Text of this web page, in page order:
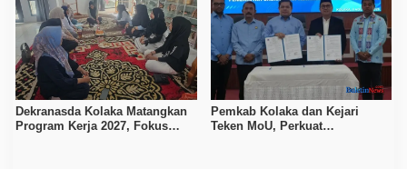
Dekranasda Kolaka Matangkan
Program Kerja 2027, Fokus
Pemkab Kolaka dan Kejari
Teken MoU, Perkuat